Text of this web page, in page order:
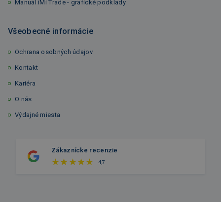
Manuál iMi Trade - grafické podklady
Všeobecné informácie
Ochrana osobných údajov
Kontakt
Kariéra
O nás
Výdajné miesta
Zákaznícke recenzie
4,7